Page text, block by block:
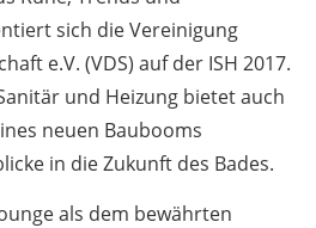
sich die Vereinigung
e.V. (VDS) auf der ISH 2017.
und Heizung bietet auch
neuen Baubooms
in die Zukunft des Bades.
als dem bewährten